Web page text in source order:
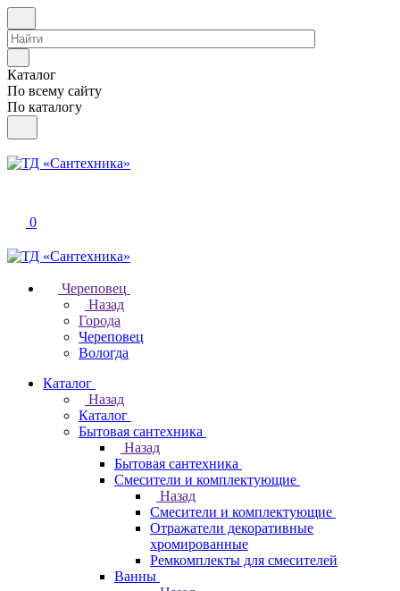
Каталог
По всему сайту
По каталогу
0
Череповец
Назад
Города
Череповец
Вологда
Каталог
Назад
Каталог
Бытовая сантехника
Назад
Бытовая сантехника
Смесители и комплектующие
Назад
Смесители и комплектующие
Отражатели декоративные
хромированные
Ремкомплекты для смесителей
Ванны